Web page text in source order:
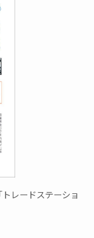
レードステーショ